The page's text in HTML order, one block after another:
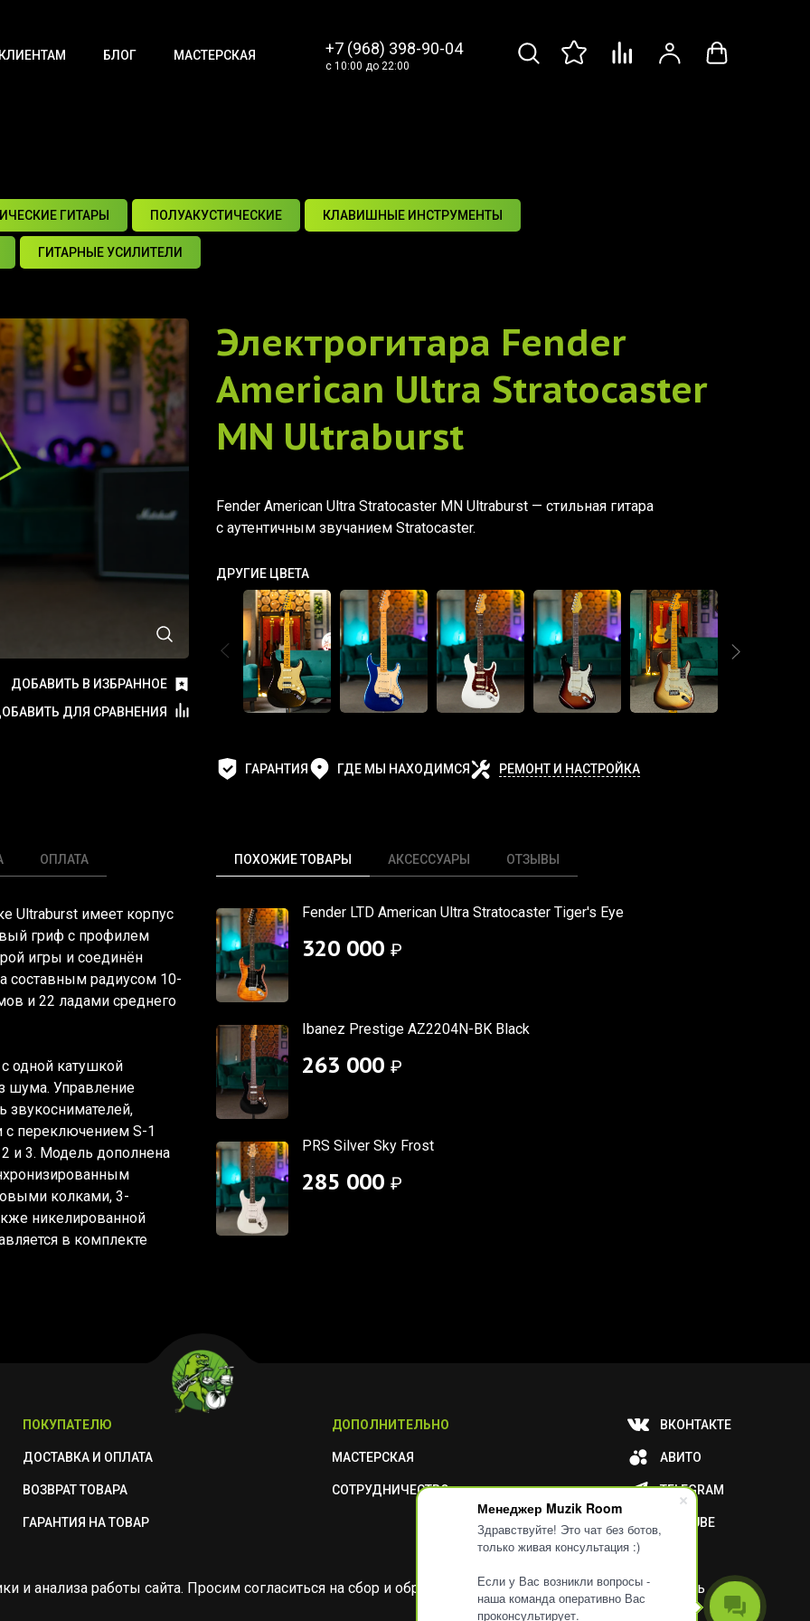
Менеджер Muzik Room
Здравствуйте! Это чат без ботов,
только живая консультация :)
Если у Вас возникли вопросы -
наша команда оперативно Вас
проконсультирует.
БЛОГ МАСТЕРСКАЯ +7 (968) 398-90-04
с 10:00 до 22:00
ГИТАРЫ ПОЛУАКУСТИЧЕСКИЕ КЛАВИШНЫЕ ИНСТРУМЕНТЫ
ГИТАРНЫЕ УСИЛИТЕЛИ
ДОБАВИТЬ В ИЗБРАННОЕ
ДЛЯ СРАВНЕНИЯ
Электрогитара Fender
American Ultra Stratocaster
MN Ultraburst
Fender American Ultra Stratocaster MN Ultraburst — стильная гитара
с аутентичным звучанием Stratocaster.
ДРУГИЕ ЦВЕТА
ГАРАНТИЯ ГДЕ МЫ НАХОДИМСЯ РЕМОНТ И НАСТРОЙКА
ОПЛАТА
Ultraburst имеет корпус
гриф с профилем
игры и соединён
составным радиусом 10-
и 22 ладами среднего
одной катушкой
шума. Управление
звукоснимателей,
с переключением S-1
и 3. Модель дополнена
колками, 3-
никелированной
в комплекте
ПОХОЖИЕ ТОВАРЫ АКСЕССУАРЫ ОТЗЫВЫ
Fender LTD American Ultra Stratocaster Tiger's Eye
320 000 ₽
Ibanez Prestige AZ2204N-BK Black
263 000 ₽
PRS Silver Sky Frost
285 000 ₽
ПОКУПАТЕЛЮ
ДОСТАВКА И ОПЛАТА
ВОЗВРАТ ТОВАРА
ГАРАНТИЯ НА ТОВАР
ДОПОЛНИТЕЛЬНО
МАСТЕРСКАЯ
СОТРУДНИЧЕСТВО
ВКОНТАКТЕ
АВИТО
TELEGRAM
YOUTUBE
и анализа работы сайта. Просим согласиться на сбор и обработку ваших метаданных или отключить